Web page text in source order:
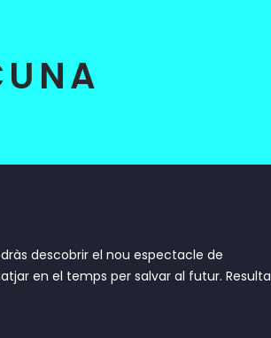
descobrir el nou espectacle de
en el temps per salvar al futur. Resulta